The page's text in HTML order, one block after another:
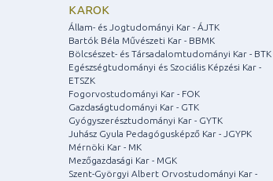
KAROK
Állam- és Jogtudományi Kar - ÁJTK
Bartók Béla Művészeti Kar - BBMK
Bölcsészet- és Társadalomtudományi Kar - BTK
Egészségtudományi és Szociális Képzési Kar -
ETSZK
Fogorvostudományi Kar - FOK
Gazdaságtudományi Kar - GTK
Gyógyszerésztudományi Kar - GYTK
Juhász Gyula Pedagógusképző Kar - JGYPK
Mérnöki Kar - MK
Mezőgazdasági Kar - MGK
Szent-Györgyi Albert Orvostudományi Kar -